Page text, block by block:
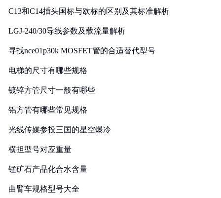
C13和C14插头国标与欧标的区别及其标准解析
LGJ-240/30导线参数及载流量解析
寻找nce01p30k MOSFET管的合适替代型号
电梯的尺寸有哪些规格
镀锌方管尺寸一般有哪些
铝方管有哪些常见规格
光线传媒参投三国的星空爆冷
横担型号对应重量
锰矿石产品化合水含量
曲臂车规格型号大全